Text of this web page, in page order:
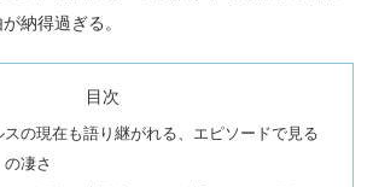
納得過ぎる。
目次
スの現在も語り継がれる、エピソードで見る
の凄さ